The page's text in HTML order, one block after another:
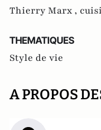
Thierry Marx ,
THEMATIQUES
Style de vie
A PROPOS